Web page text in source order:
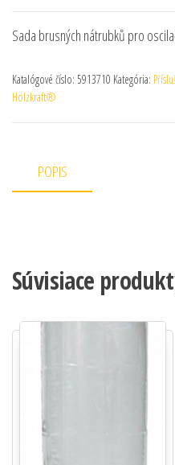
Sada brusných nátrubků pro
Katalógové číslo: 5913710 Kategória:
Holzkraft®
POPIS
Súvisiace